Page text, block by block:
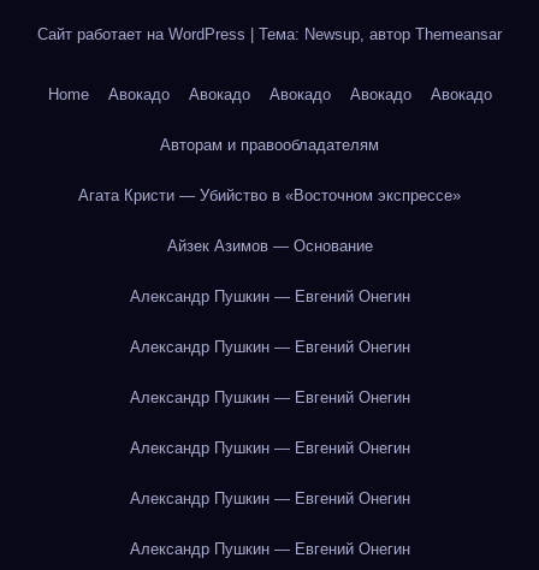
Сайт работает на WordPress Тема: Newsup, автор Themeansar
Home Авокадо Авокадо Авокадо Авокадо Авокадо
Авторам и правообладателям
Агата Кристи — Убийство в «Восточном экспрессе»
Айзек Азимов — Основание
Александр Пушкин — Евгений Онегин
Александр Пушкин — Евгений Онегин
Александр Пушкин — Евгений Онегин
Александр Пушкин — Евгений Онегин
Александр Пушкин — Евгений Онегин
Александр Пушкин — Евгений Онегин